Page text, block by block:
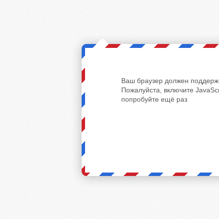
Ваш браузер должен
Пожалуйста, включите
попробуйте ещё раз